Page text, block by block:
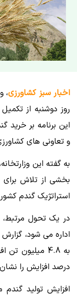
اخبار سبز کشاورزی،
روز دوشنبه از
این برنامه بر خرید
و تعاونی های
بخشی از تلاش
استراتژیک گندم
در یک تحول مرتبط،
اداره می شود،
درصد افزایش را
افزایش تولید